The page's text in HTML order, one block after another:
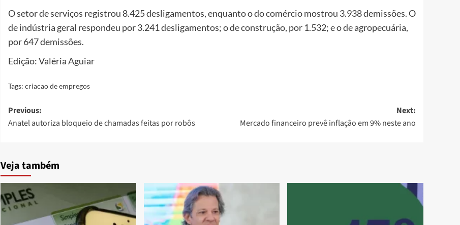
O setor de serviços registrou 8.425 desligamentos, enquanto o do comércio mostrou 3.938 demissões. O
de indústria geral respondeu por 3.241 desligamentos; o de construção, por 1.532; e o de agropecuária,
por 647 demissões.
Edição: Valéria Aguiar
Tags: criacao de empregos
Post
navigation
Previous:
Anatel autoriza bloqueio de chamadas feitas por robôs
Next:
Mercado financeiro prevê inflação em 9% neste ano
Veja também